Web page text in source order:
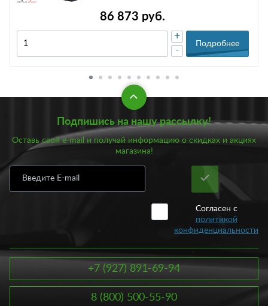
86 873 руб.
-
+
Подробнее
Подпишись на нашу рассылку!
Оставь свой e-mail и получай информацию о скидках и акциях
магазина!
Согласен с
политикой
конфиденциальности
+7 (927) 891-69-94
8 (800) 500-55-90